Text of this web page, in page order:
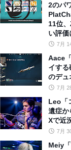
2のパ
11位
い評価
7月
Aace
イする
のデュ
7月
Leo「
遺症か
Xで近
7月
Meiy